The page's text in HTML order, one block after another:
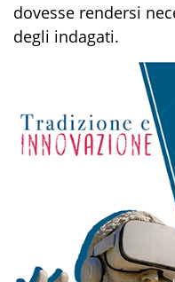
dovesse rendersi
degli indagati.